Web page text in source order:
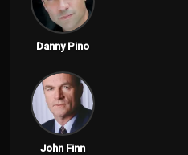
Danny Pino
John Finn